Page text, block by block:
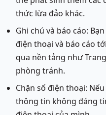
thức lừa đảo khác.
Ghi chú và báo cáo:
điện thoại và báo cáo
qua nền tảng như
phòng tránh.
Chặn số điện thoại:
thông tin không đáng